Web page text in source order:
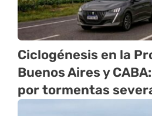
Ciclogénesis en la
Buenos Aires y
por tormentas